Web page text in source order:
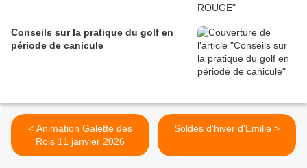
Conseils sur la pratique du golf en
période de canicule
< Animation Galette des
Rois 11 janvier 2026
Soldes d'hiver d'Emilie >